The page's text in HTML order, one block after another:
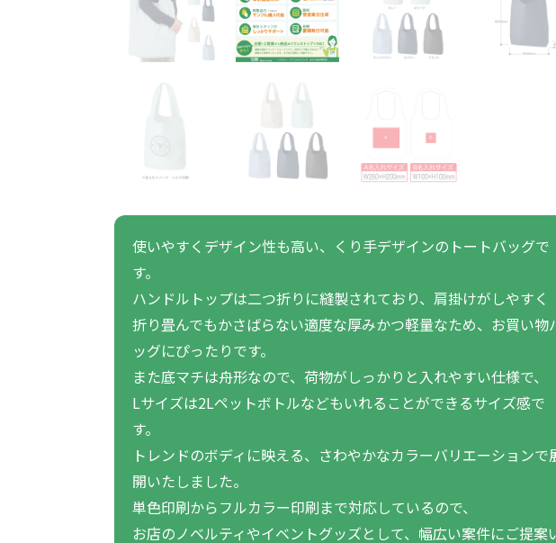
その他
あったかグッズ全般
お菓子・食品・飲料全般
展示会向けバッグ特集
すめのノベルティ オリジナルグ
ッズ
きっ
スマホに役立つノベルティグッ
ズ
使いやすくデザイン性も高い、くり手デザインのトートバッグで
す。
ハンドルトップは二つ折りに縫製されており、肩掛けがしやすく
折り畳んでもかさばらない適度な厚みかつ軽量なため、お買い物
ッグにぴったりです。
また底マチは舟形なので、荷物がしっかりと入れやすい仕様で、
Lサイズは2Lペットボトルなどもいれることができるサイズ感で
す。
トレンドのボディに映える、さわやかなカラーバリエーションで
開いたしました。
単色印刷からフルカラー印刷まで対応しているので、
お店のノベルティやイベントグッズとして、幅広い案件にご提案